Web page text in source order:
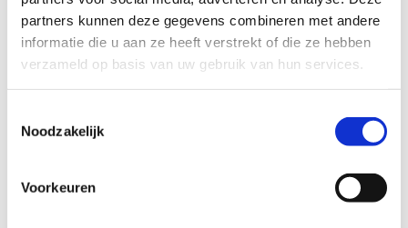
partners kunnen deze gegevens combineren met andere
informatie die u aan ze heeft verstrekt of die ze hebben
verzameld op basis van uw gebruik van hun services.
Noodzakelijk
Voorkeuren